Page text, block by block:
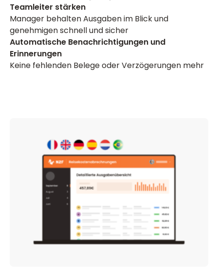
Teamleiter stärken
Manager behalten Ausgaben im Blick und
genehmigen schnell und sicher
Automatische Benachrichtigungen und
Erinnerungen
Keine fehlenden Belege oder Verzögerungen mehr